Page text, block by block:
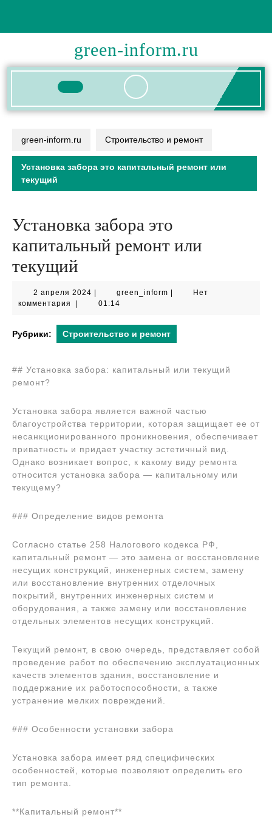
содержимому
green-inform.ru
Кнопка
green-inform.ru Строительство и ремонт
Установка забора это капитальный ремонт или
текущий
Установка забора это
капитальный ремонт или
текущий
2 апреля 2024 2
апреля
green_informgreen_inform
Нет
комментария
01:14
Рубрики: Строительство и ремонт
## Установка забора: капитальный или текущий
ремонт?
Установка забора является важной частью
благоустройства территории, которая защищает ее от
несанкционированного проникновения, обеспечивает
приватность и придает участку эстетичный вид.
Однако возникает вопрос, к какому виду ремонта
относится установка забора — капитальному или
текущему?
### Определение видов ремонта
Согласно статье 258 Налогового кодекса РФ,
капитальный ремонт — это замена or восстановление
несущих конструкций, инженерных систем, замену
или восстановление внутренних отделочных
покрытий, внутренних инженерных систем и
оборудования, а также замену или восстановление
отдельных элементов несущих конструкций.
Текущий ремонт, в свою очередь, представляет собой
проведение работ по обеспечению эксплуатационных
качеств элементов здания, восстановление и
поддержание их работоспособности, а также
устранение мелких повреждений.
### Особенности установки забора
Установка забора имеет ряд специфических
особенностей, которые позволяют определить его
тип ремонта.
**Капитальный ремонт**